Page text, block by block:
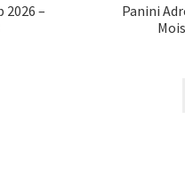
2026 –
Panini